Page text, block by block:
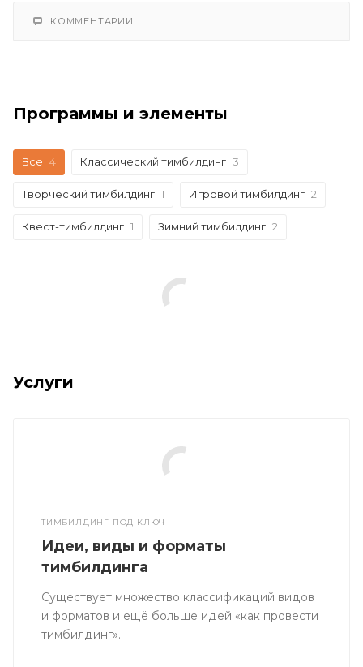
КОММЕНТАРИИ
Программы и элементы
Все 4 Классический тимбилдинг 3
Творческий тимбилдинг 1 Игровой тимбилдинг 2
Квест-тимбилдинг 1 Зимний тимбилдинг 2
Услуги
ТИМБИЛДИНГ ПОД КЛЮЧ
Идеи, виды и форматы
тимбилдинга
Существует множество классификаций видов
и форматов и ещё больше идей «как провести
тимбилдинг».